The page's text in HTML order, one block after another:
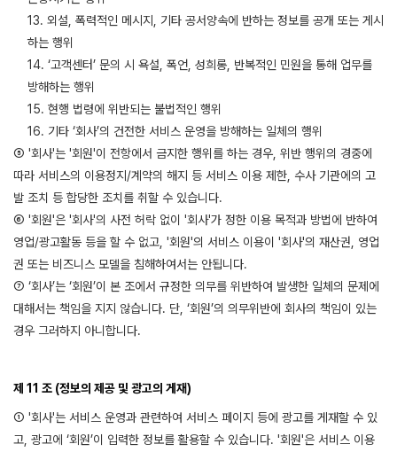
13. 외설, 폭력적인 메시지, 기타 공서양속에 반하는 정보를 공개 또는 게시
하는 행위
14. ‘고객센터’ 문의 시 욕설, 폭언, 성희롱, 반복적인 민원을 통해 업무를
방해하는 행위
15. 현행 법령에 위반되는 불법적인 행위
16. 기타 ‘회사’의 건전한 서비스 운영을 방해하는 일체의 행위
⑤ '회사'는 '회원'이 전항에서 금지한 행위를 하는 경우, 위반 행위의 경중에
따라 서비스의 이용정지/계약의 해지 등 서비스 이용 제한, 수사 기관에의 고
발 조치 등 합당한 조치를 취할 수 있습니다.
⑥ '회원'은 '회사'의 사전 허락 없이 '회사'가 정한 이용 목적과 방법에 반하여
영업/광고활동 등을 할 수 없고, '회원'의 서비스 이용이 '회사'의 재산권, 영업
권 또는 비즈니스 모델을 침해하여서는 안됩니다.
⑦ ‘회사’는 ‘회원’이 본 조에서 규정한 의무를 위반하여 발생한 일체의 문제에
대해서는 책임을 지지 않습니다. 단, ‘회원’의 의무위반에 회사의 책임이 있는
경우 그러하지 아니합니다.
제 11 조 (정보의 제공 및 광고의 게재)
① '회사'는 서비스 운영과 관련하여 서비스 페이지 등에 광고를 게재할 수 있
고, 광고에 ‘회원’이 입력한 정보를 활용할 수 있습니다. '회원'은 서비스 이용